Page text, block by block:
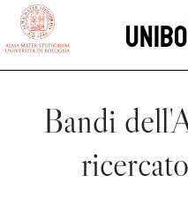
vai al contenuto della pagina
Unibo
Bandi